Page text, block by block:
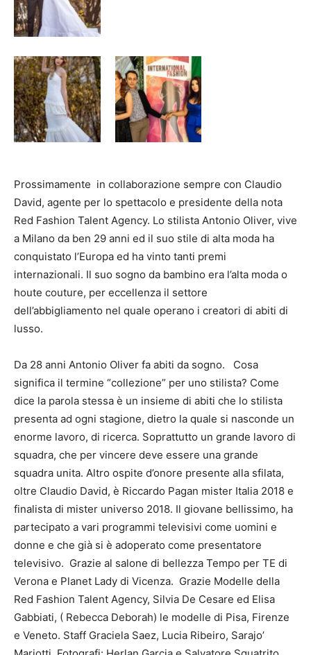
Prossimamente in collaborazione sempre con Claudio
David, agente per lo spettacolo e presidente della nota
Red Fashion Talent Agency. Lo stilista Antonio Oliver, vive
a Milano da ben 29 anni ed il suo stile di alta moda ha
conquistato l’Europa ed ha vinto tanti premi
internazionali. Il suo sogno da bambino era l’alta moda o
houte couture, per eccellenza il settore
dell’abbigliamento nel quale operano i creatori di abiti di
lusso.
Da 28 anni Antonio Oliver fa abiti da sogno. Cosa
significa il termine “collezione” per uno stilista? Come
dice la parola stessa è un insieme di abiti che lo stilista
presenta ad ogni stagione, dietro la quale si nasconde un
enorme lavoro, di ricerca. Soprattutto un grande lavoro di
squadra, che per vincere deve essere una grande
squadra unita. Altro ospite d’onore presente alla sfilata,
oltre Claudio David, è Riccardo Pagan mister Italia 2018 e
finalista di mister universo 2018. Il giovane bellissimo, ha
partecipato a vari programmi televisivi come uomini e
donne e che già si è adoperato come presentatore
televisivo. Grazie al salone di bellezza Tempo per TE di
Verona e Planet Lady di Vicenza. Grazie Modelle della
Red Fashion Talent Agency, Silvia De Cesare ed Elisa
Gabbiati, ( Rebecca Deborah) le modelle di Pisa, Firenze
e Veneto. Staff Graciela Saez, Lucia Ribeiro, Sarajo’